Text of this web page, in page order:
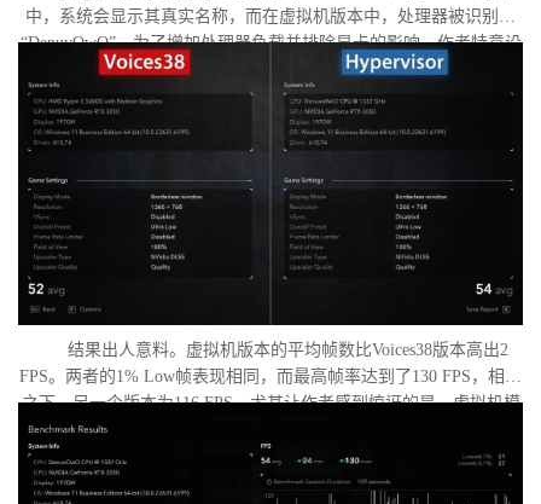
中，系统会显示其真实名称，而在虚拟机版本中，处理器被识别为
“DenuvOwO”。为了增加处理器负载并排除显卡的影响，作者特意设
置了低分辨率，并将所有图形设置调至“极低”模式。两项测试均在相
同条件下进行：内存完整性和基于虚拟化的安全性（VBS）均已关
闭，并且两轮测试之间电脑甚至没有重启。
结果出人意料。虚拟机版本的平均帧数比Voices38版本高出2
FPS。两者的1% Low帧表现相同，而最高帧率达到了130 FPS，相比
之下，另一个版本为116 FPS。尤其让作者感到惊讶的是，虚拟机模
式下的优化竟如此之好。从理论上讲，额外的虚拟化层应该会给处
理器带来负担并降低性能，但实际上并没有发生这种情况。